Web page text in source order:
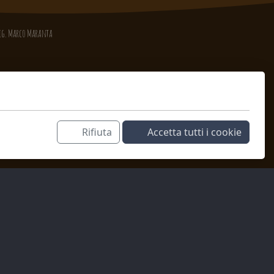
Marco Maranta
Rifiuta Accetta tutti i cookie